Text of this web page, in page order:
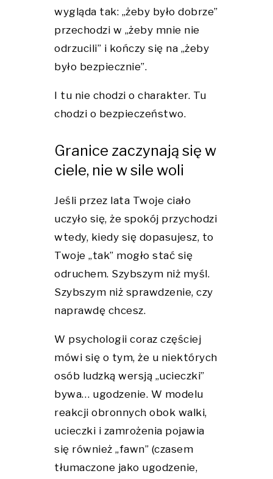
wygląda tak: „żeby było dobrze”
przechodzi w „żeby mnie nie
odrzucili” i kończy się na „żeby
było bezpiecznie”.
I tu nie chodzi o charakter. Tu
chodzi o bezpieczeństwo.
Granice zaczynają się w
ciele, nie w sile woli
Jeśli przez lata Twoje ciało
uczyło się, że spokój przychodzi
wtedy, kiedy się dopasujesz, to
Twoje „tak” mogło stać się
odruchem. Szybszym niż myśl.
Szybszym niż sprawdzenie, czy
naprawdę chcesz.
W psychologii coraz częściej
mówi się o tym, że u niektórych
osób ludzką wersją „ucieczki”
bywa… ugodzenie. W modelu
reakcji obronnych obok walki,
ucieczki i zamrożenia pojawia
się również „fawn” (czasem
tłumaczone jako ugodzenie,